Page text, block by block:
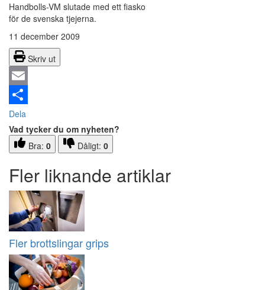
Handbolls-VM slutade med ett fiasko
för de svenska tjejerna.
11 december 2009
Skriv ut
Email
Dela
Vad tycker du om nyheten?
Bra: 0 Dåligt: 0
Fler liknande artiklar
Fler brottslingar grips